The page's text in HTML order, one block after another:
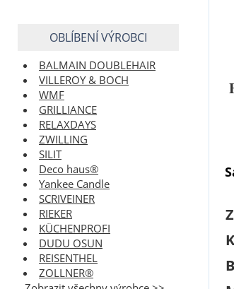
OBLÍBENÍ VÝROBCI
BALMAIN DOUBLEHAIR
VILLEROY & BOCH
WMF
GRILLIANCE
RELAXDAYS
ZWILLING
SILIT
Deco haus®
Yankee Candle
SCRIVEINER
RIEKER
KÜCHENPROFI
DUDU OSUN
REISENTHEL
ZOLLNER®